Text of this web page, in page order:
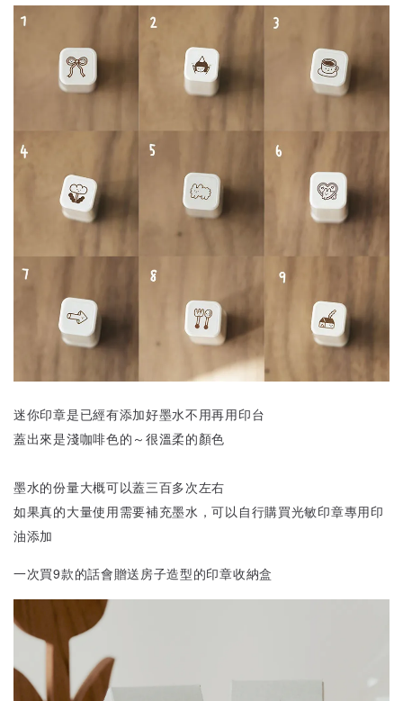
迷你印章是已經有添加好墨水不用再用印台
蓋出來是淺咖啡色的～很溫柔的顏色
墨水的份量大概可以蓋三百多次左右
如果真的大量使用需要補充墨水，可以自行購買光敏印章專用印
油添加
一次買9款的話會贈送房子造型的印章收納盒